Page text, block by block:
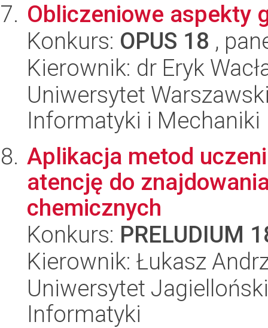
Obliczeniowe aspekty
Konkurs: OPUS 18 ,
Kierownik: dr Eryk
Uniwersytet
Informatyki i Mechaniki
Aplikacja metod
atencję do
chemicznych
Konkurs: PRELUDIUM
Kierownik: Łukasz
Uniwersytet
Informatyki